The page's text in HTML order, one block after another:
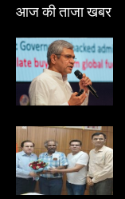
आज की ताजा खबर